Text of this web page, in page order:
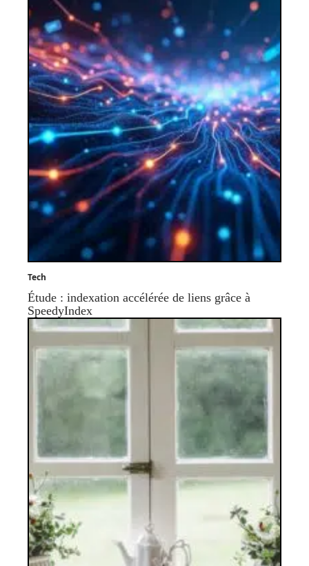
Tech
Étude : indexation accélérée de liens grâce à
SpeedyIndex